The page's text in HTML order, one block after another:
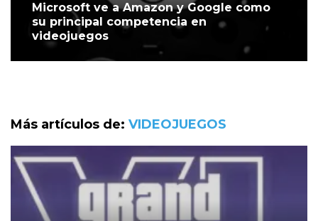
Microsoft ve a Amazon y Google como
su principal competencia en
videojuegos
Más artículos de: VIDEOJUEGOS